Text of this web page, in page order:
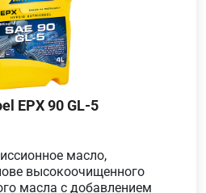
EPX 90 GL-5
масло,
высокоочищенного
масла c добавлением